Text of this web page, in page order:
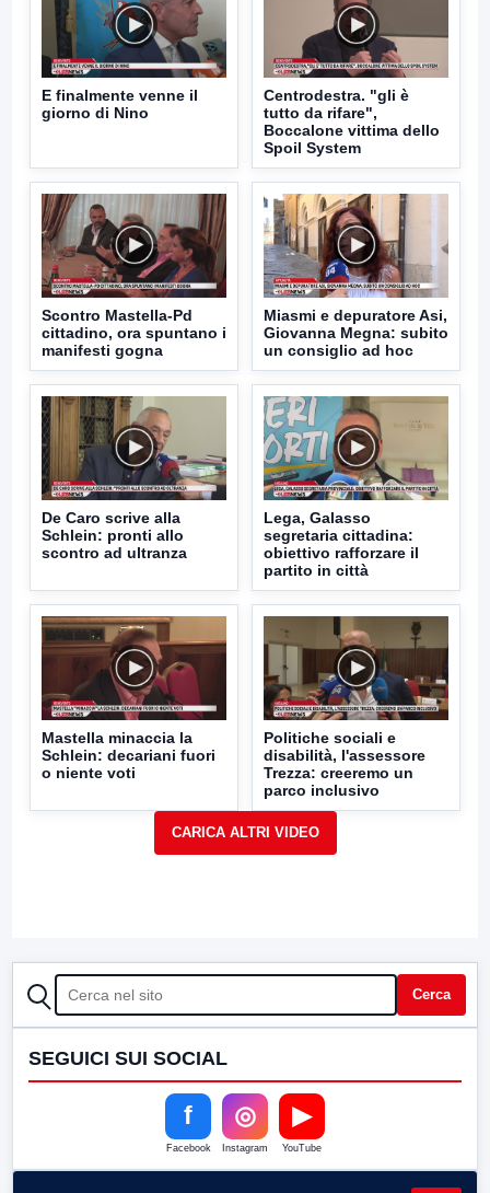
E finalmente venne il
giorno di Nino
Centrodestra. "gli è
tutto da rifare",
Boccalone vittima dello
Spoil System
Scontro Mastella-Pd
cittadino, ora spuntano i
manifesti gogna
Miasmi e depuratore Asi,
Giovanna Megna: subito
un consiglio ad hoc
De Caro scrive alla
Schlein: pronti allo
scontro ad ultranza
Lega, Galasso
segretaria cittadina:
obiettivo rafforzare il
partito in città
Mastella minaccia la
Schlein: decariani fuori
o niente voti
Politiche sociali e
disabilità, l'assessore
Trezza: creeremo un
parco inclusivo
CERCA Cerca
SEGUICI SUI SOCIAL
f
Facebook
◎
Instagram
▶
YouTube